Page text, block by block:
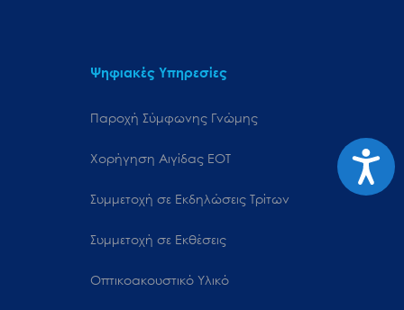
Ψηφιακές Υπηρεσίες
Παροχή Σύμφωνης Γνώμης
Χορήγηση Αιγίδας ΕΟΤ
Συμμετοχή σε Εκδηλώσεις Τρίτων
Συμμετοχή σε Εκθέσεις
Οπτικοακουστικό Υλικό